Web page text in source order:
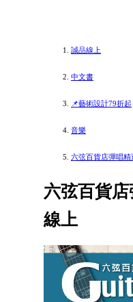
誠品線上
中文書
📌藝術設計79折起
音樂
六弦百貨店彈唱精
六弦百貨
線上